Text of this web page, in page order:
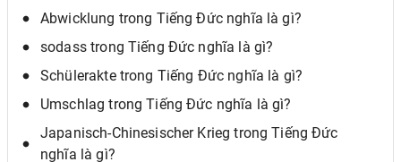
Abwicklung trong Tiếng Đức nghĩa là gì?
sodass trong Tiếng Đức nghĩa là gì?
Schülerakte trong Tiếng Đức nghĩa là gì?
Umschlag trong Tiếng Đức nghĩa là gì?
Japanisch-Chinesischer Krieg trong Tiếng Đức
nghĩa là gì?